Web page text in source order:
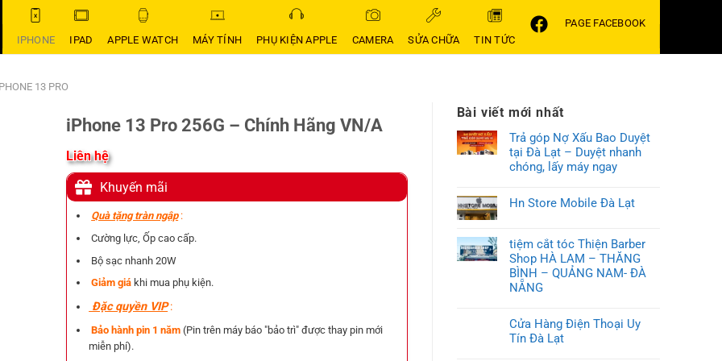
IPHONE IPAD APPLE WATCH MÁY TÍNH PHỤ KIỆN APPLE CAMERA SỬA CHỮA TIN TỨC
PAGE FACEBOOK
13 PRO
Bài viết mới nhất
Trả góp Nợ Xấu Bao Duyệt
tại Đà Lạt – Duyệt nhanh
chóng, lấy máy ngay
Hn Store Mobile Đà Lạt
tiệm cắt tóc Thiện Barber
Shop HÀ LAM – THĂNG
BÌNH – QUẢNG NAM- ĐÀ
NẴNG
Cửa Hàng Điện Thoại Uy
Tín Đà Lạt
iPhone 13 Pro 256G – Chính Hãng VN/A
Liên hệ
Khuyến mãi
Quà tặng tràn ngập:
Cường lực, Ốp cao cấp.
Bộ sạc nhanh 20W
Giảm giá khi mua phụ kiện.
Đặc quyền VIP:
Bảo hành pin 1 năm(Pin trên máy báo "bảo trì" được thay pin mới
miễn phí).